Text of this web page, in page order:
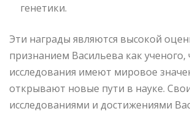
генетики.
Эти награды являются высокой
признанием Васильева как ученого,
исследования имеют мировое
открывают новые пути в науке.
исследованиями и достижениями